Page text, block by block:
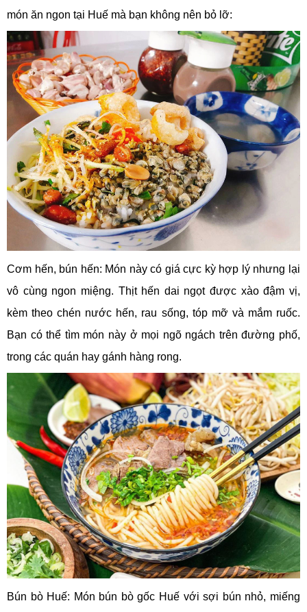
món ăn ngon tại Huế mà bạn không nên bỏ lỡ:
Cơm hến, bún hến: Món này có giá cực kỳ hợp lý nhưng lại
vô cùng ngon miệng. Thịt hến dai ngọt được xào đậm vị,
kèm theo chén nước hến, rau sống, tóp mỡ và mắm ruốc.
Bạn có thể tìm món này ở mọi ngõ ngách trên đường phố,
trong các quán hay gánh hàng rong.
Bún bò Huế: Món bún bò gốc Huế với sợi bún nhỏ, miếng